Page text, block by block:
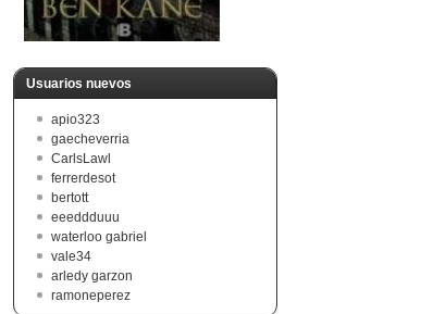
Usuarios nuevos
apio323
gaecheverria
CarlsLawl
ferrerdesot
bertott
eeeddduuu
waterloo gabriel
vale34
arledy garzon
ramoneperez